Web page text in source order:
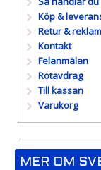
Köp &
Retur &
Kontakt
Felanmälan
Rotavdrag
Till kassan
Varukorg
MER OM